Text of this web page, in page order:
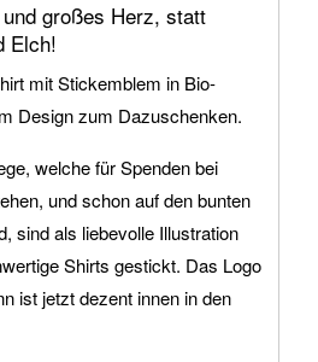
großes Herz, statt
Elch!
mit Stickemblem in Bio-
Design zum Dazuschenken.
welche für Spenden bei
und schon auf den bunten
sind als liebevolle Illustration
Shirts gestickt. Das Logo
ist jetzt dezent innen in den